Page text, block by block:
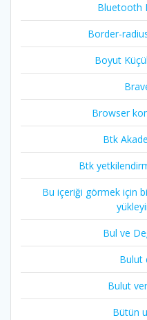
Bluetooth
Border-
Boyut
Browser
Btk
Btk
Bu içeriği görmek için
Bul ve
Bulut
Bulut
Bütün